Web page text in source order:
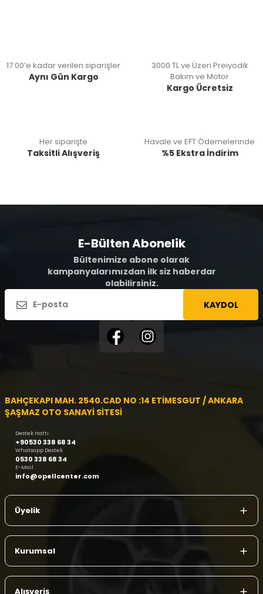
17:00’e kadar verilen siparişler
Aynı Gün Kargo
3000 TL ve Üzeri Preiyodik
Bakım ve Motor
Kargo Ücretsiz
Her siparişte
Taksitli Alışveriş
Havale ve EFT Ödemelerinde
%5 Ekstra İndirim
E-Bülten Abonelik
Bültenimize abone olarak
kampanyalarımızdan ilk siz haberdar
olabilirsiniz.
KAYDOL
BAHÇEKAPI MAH. 2540.CAD NO :14 ETİMESGUT / ANKARA
ŞAŞMAZ OTO SANAYİ SİTESİ
Destek Hattı
+90530 338 68 34
Whatsapp Destek
0530 338 68 34
E-Mail
info@opellcenter.com
Üyelik
Kurumsal
Alışveriş